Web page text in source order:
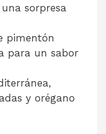
sorpresa
pimentón
para un sabor
y orégano